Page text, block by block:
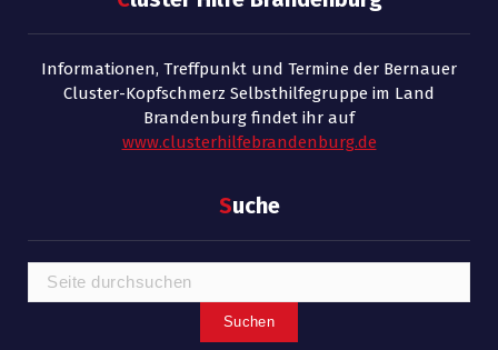
Informationen, Treffpunkt und Termine der Bernauer
Cluster-Kopfschmerz Selbsthilfegruppe im Land
Brandenburg findet ihr auf
www.clusterhilfebrandenburg.de
Suche
Suchen